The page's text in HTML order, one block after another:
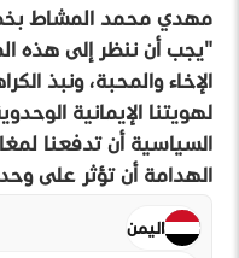
مهدي محمد المشاط
"يجب أن ننظر إلى هذه
الإخاء والمحبة، ونبذ
لهويتنا الإيمانية
السياسية أن تدفعنا
الهدامة أن تؤثر على
اليمن